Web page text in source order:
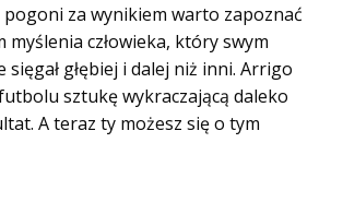
pogoni za wynikiem warto zapoznać
myślenia człowieka, który swym
sięgał głębiej i dalej niż inni. Arrigo
futbolu sztukę wykraczającą daleko
A teraz ty możesz się o tym